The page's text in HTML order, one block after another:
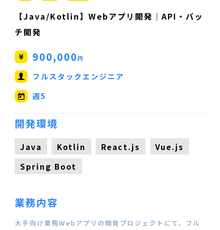
【Java/Kotlin】Webアプリ開発｜API・バッ
チ開発
900,000円
フルスタックエンジニア
週5
開発環境
Java Kotlin React.js
Vue.js
Spring Boot
業務内容
大手向け業務Webアプリの開発プロジェクトにて、フル